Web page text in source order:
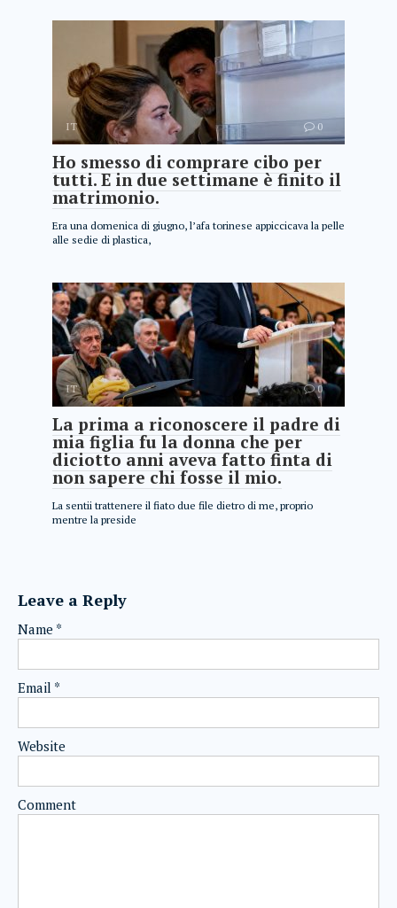
IT 0
Ho smesso di comprare cibo per
tutti. E in due settimane è finito il
matrimonio.
Era una domenica di giugno, l’afa torinese appiccicava la pelle
alle sedie di plastica,
IT 0
La prima a riconoscere il padre di
mia figlia fu la donna che per
diciotto anni aveva fatto finta di
non sapere chi fosse il mio.
La sentii trattenere il fiato due file dietro di me, proprio
mentre la preside
Leave a Reply
Name *
Email *
Website
Comment